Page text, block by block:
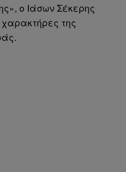
ο Ιάσων Σέκερης
χαρακτήρες της